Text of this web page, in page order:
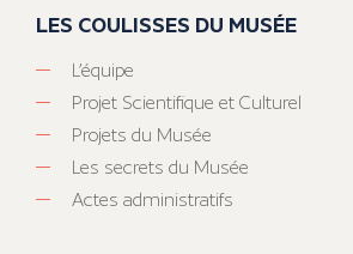
LES COULISSES DU MUSÉE
L’équipe
Projet Scientifique et Culturel
Projets du Musée
Les secrets du Musée
Actes administratifs